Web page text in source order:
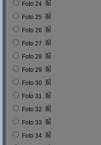
Foto 24
Foto 25
Foto 26
Foto 27
Foto 28
Foto 29
Foto 30
Foto 31
Foto 32
Foto 33
Foto 34